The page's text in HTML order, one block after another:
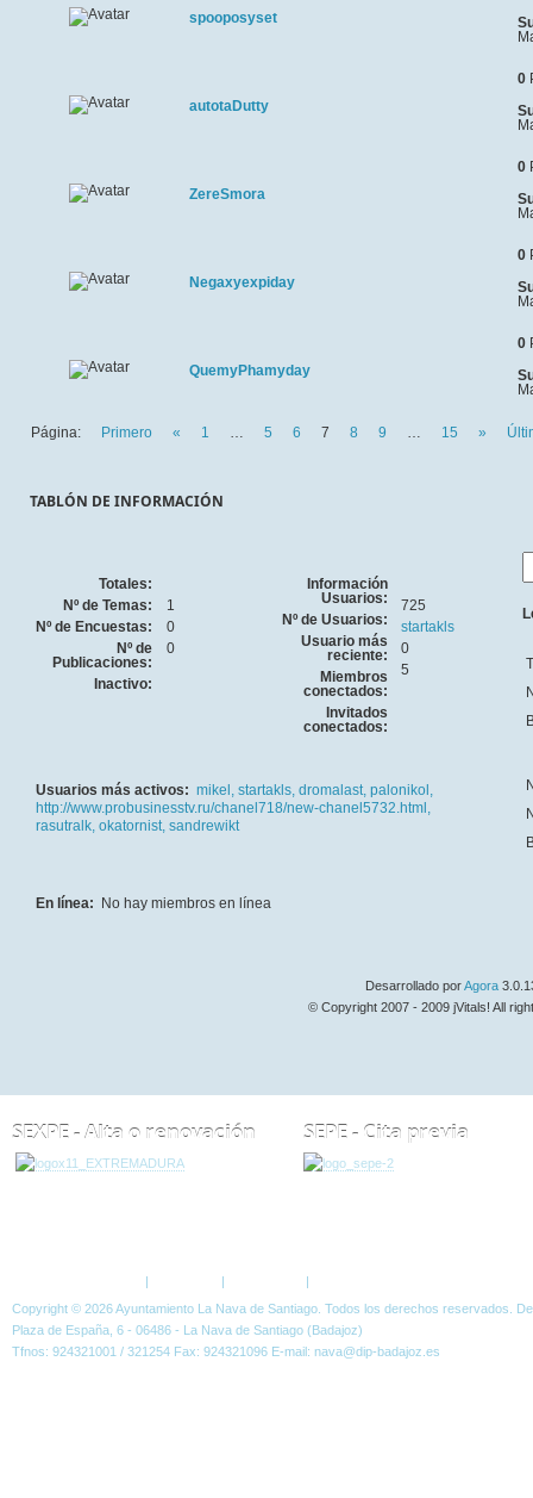
spooposyset
autotaDutty
0
ZereSmora
0
Negaxyexpiday
0
QuemyPhamyday
0
Página: Primero « 1 … 5 6 7 8 9 … 15 »
TABLÓN DE INFORMACIÓN
Totales:
Nº de Temas:
1
Nº de Encuestas:
0
Nº de
Publicaciones:
0
Inactivo:
Información
Usuarios:
Nº de Usuarios:
725
Usuario más
reciente:
startakls
Miembros
conectados:
0
Invitados
conectados:
5
Usuarios más activos: mikel, startakls, dromalast, palonikol,
http://www.probusinesstv.ru/chanel718/new-chanel5732.html,
rasutralk, okatornist, sandrewikt
En línea: No hay miembros en línea
Desarrollado porAgora
© Copyright 2007 - 2009 jVitals! All
SEXPE - Alta o renovación SEPE - Cita previa
| | |
Copyright © 2026 Ayuntamiento La Nava de Santiago. Todos los derechos reservados.
Plaza de España, 6 - 06486 - La Nava de Santiago (Badajoz)
Tfnos: 924321001 / 321254 Fax: 924321096 E-mail: nava@dip-badajoz.es